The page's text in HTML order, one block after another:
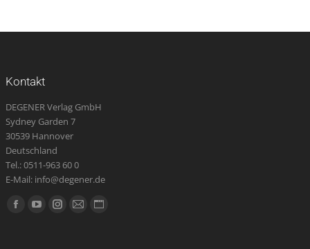
Kontakt
DEGENER Verlag GmbH
Sydney Garden 7
30539 Hannover
Deutschland
Tel.: 0511-963 60 0
E-Mail: info@degener.de
Finden Sie uns auf:
FacebookYouTubeInstagram
E-
Website